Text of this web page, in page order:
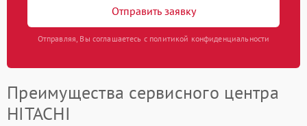
Отправить заявку
Отправляя, Вы соглашаетесь с политикой конфиденциальности
Преимущества сервисного центра
HITACHI